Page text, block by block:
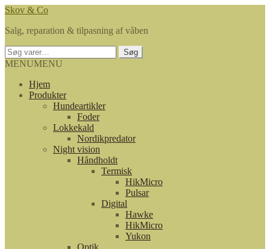
Spring
navigation
Spring
indhold
Skov & Co
Salg, reparation & tilpasning af våben
Søg
efter:
Søg
MENUMENU
Hjem
Produkter
Hundeartikler
Foder
Lokkekald
Nordikpredator
Night vision
Håndholdt
Termisk
HikMicro
Pulsar
Digital
Hawke
HikMicro
Yukon
Optik